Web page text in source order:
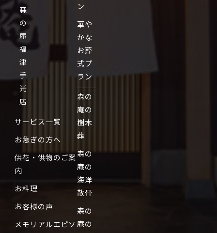
森
の
庵
福
津
手
光
店
サービス一覧
お急ぎの方へ
供花・供物のご案
内
お料理
お客様の声
メモリアルエピソ
ン
華や
かな
お葬
式プ
ラン
森の
庵の
樹木
葬
森の
庵の
海洋
散骨
森の
庵の